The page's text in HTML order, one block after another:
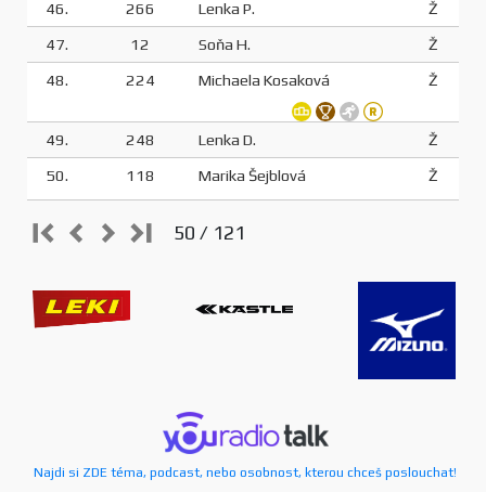
46. 266 Lenka P.
Ž
47.
12 Soňa H.
Ž
48.
224 Michaela Kosaková Ž
49. 248 Lenka D.
Ž
50.
118 Marika Šejblová Ž
50 / 121
Najdi si ZDE téma, podcast, nebo osobnost, kterou chceš poslouchat!